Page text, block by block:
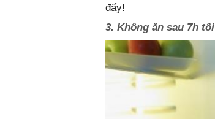
đấy!
3. Không ăn sau 7h tối